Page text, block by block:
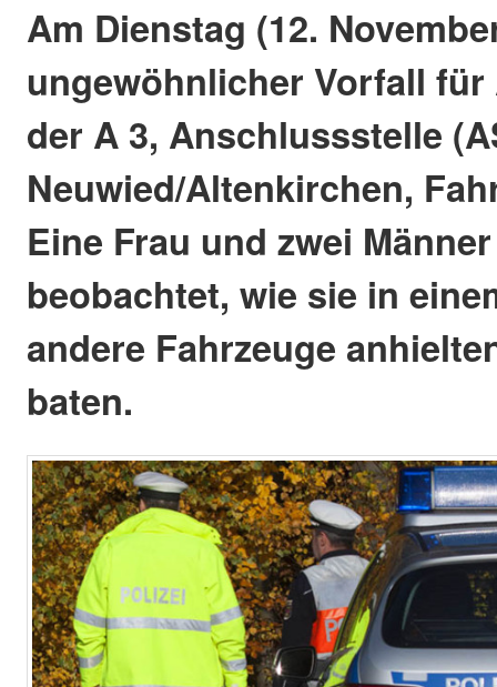
Am Dienstag (12.
ungewöhnlicher Vorfall
der A 3, Anschlussstelle
Neuwied/Altenkirchen,
Eine Frau und zwei
beobachtet, wie sie in
andere Fahrzeuge
baten.